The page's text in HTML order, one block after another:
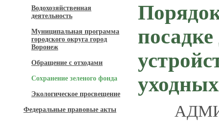
Водохозяйственная
деятельность
Муниципальная программа
городского округа город
Воронеж
Обращение с отходами
Сохранение зеленого фонда
Экологическое просвещение
Федеральные правовые акты